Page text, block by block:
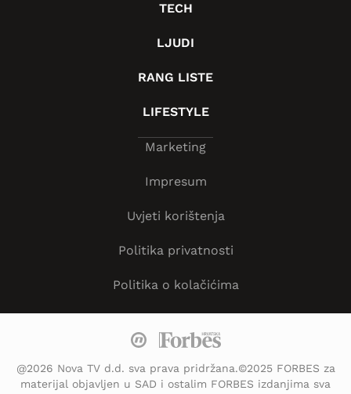
TECH
LJUDI
RANG LISTE
LIFESTYLE
Marketing
Impresum
Uvjeti korištenja
Politika privatnosti
Politika o kolačićima
@2026 Nova TV d.d. sva prava pridržana.©2025 FORBES za
materijal objavljen u SAD i ostalim FORBES izdanjima sva